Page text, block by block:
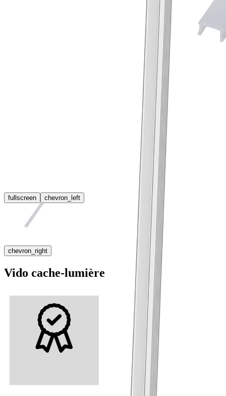
fullscreen chevron_left
chevron_right
Vido cache-lumière